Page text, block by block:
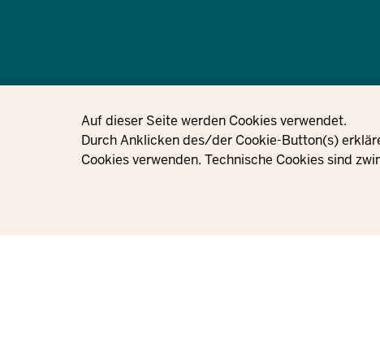
Privacy settingsAuf dieser Seite werden Cookies verwendet.
Durch Anklicken des/der Cookie-Button(s)
Cookies verwenden. Technische Cookies sind
Nordrhein-Westfalen